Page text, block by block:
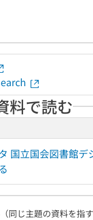
料で読む
国立国会図書館デ
同じ主題の資料を指